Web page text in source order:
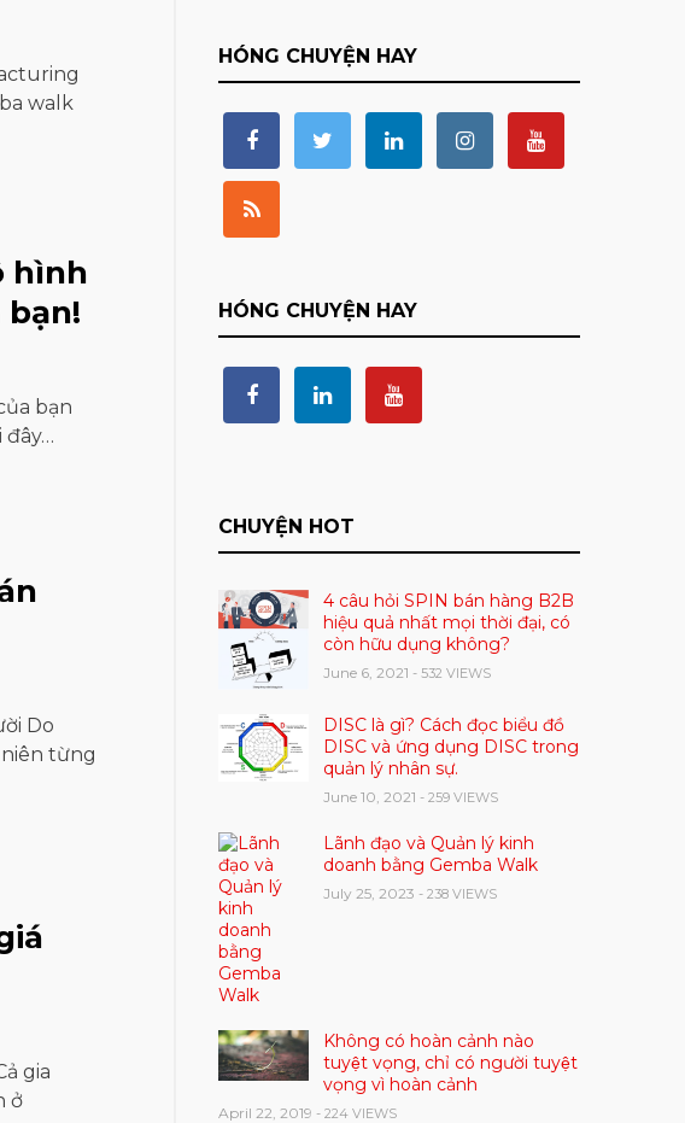
walk
hình
bạn
đây…
Do
từng
gia
ở
HÓNG CHUYỆN HAY
HÓNG CHUYỆN HAY
CHUYỆN HOT
4 câu hỏi SPIN bán hàng B2B
hiệu quả nhất mọi thời đại, có
còn hữu dụng không?
June 6, 2021 - 532 VIEWS
DISC là gì? Cách đọc biểu đồ
DISC và ứng dụng DISC trong
quản lý nhân sự.
June 10, 2021 - 259 VIEWS
Lãnh đạo và Quản lý kinh
doanh bằng Gemba Walk
July 25, 2023 - 238 VIEWS
Không có hoàn cảnh nào
tuyệt vọng, chỉ có người tuyệt
vọng vì hoàn cảnh
April 22, 2019 - 224 VIEWS